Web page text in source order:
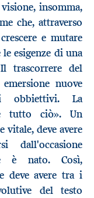
insomma,
che, attraverso
e mutare
esigenze di una
trascorrere del
nuove
obbiettivi. La
tutto ciò». Un
vitale, deve avere
dall'occasione
è nato. Così,
deve avere tra i
del testo